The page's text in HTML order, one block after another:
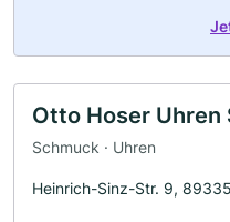
Otto Hoser Uhren
Schmuck · Uhren
Heinrich-Sinz-Str. 9,